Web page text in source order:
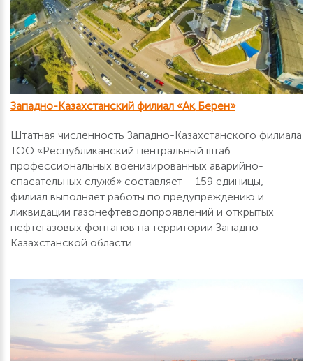
Западно-Казахстанский филиал «Ақ Берен»
Штатная численность Западно-Казахстанского филиала
ТОО «Республиканский центральный штаб
профессиональных военизированных аварийно-
спасательных служб» составляет – 159 единицы,
филиал выполняет работы по предупреждению и
ликвидации газонефтеводопроявлений и открытых
нефтегазовых фонтанов на территории Западно-
Казахстанской области.